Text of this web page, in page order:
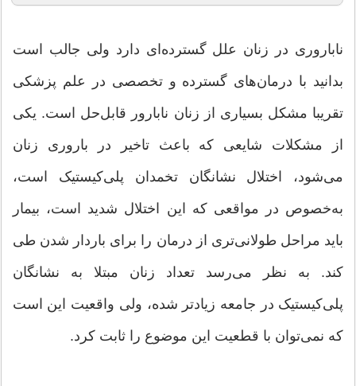
ناباروری در زنان علل گسترده‌ای دارد ولی جالب است
بدانید با درمان‌های گسترده و تخصصی در علم پزشکی
تقریبا مشکل بسیاری از زنان نابارور قابل‌حل است. یکی
از مشکلات شایعی که باعث تاخیر در باروری زنان
می‌شود، اختلال نشانگان تخمدان پلی‌کیستیک است،
به‌خصوص در مواقعی که این اختلال شدید است، بیمار
باید مراحل طولانی‌تری از درمان را برای باردار شدن طی
کند. به نظر می‌رسد تعداد زنان مبتلا به نشانگان
پلی‌کیستیک در جامعه زیادتر شده، ولی واقعیت این است
که نمی‌توان با قطعیت این موضوع را ثابت کرد.